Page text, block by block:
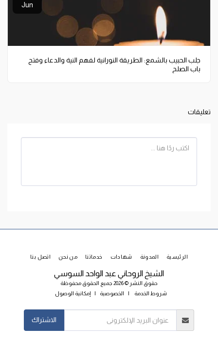
Jun
جلب الحبيب بالشمع: الطريقة النورانية لفهم النية والدعاء وفتح
باب الصلح
تعليقات
الشيخ الروحاني عبد الواحد السوسي
حقوق النشر © 2026 جميع الحقوق محفوظة
شروط الخدمة
| الخصوصية | إمكانية الوصول
الرئيسية المدونة شهادات خدماتنا من نحن اتصل بنا
الاشتراك